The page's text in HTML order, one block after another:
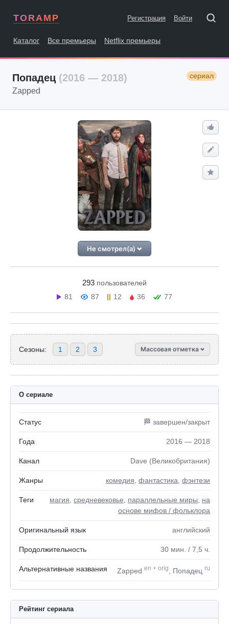
TORAMP Регистрация Войти
Каталог Все премьеры Netflix премьеры
Попадец (2016 — 2018) сериал
Zapped
Не смотрел(а)
293 пользователей
81
87 12 36 77
Сезоны: 1 2 3 Массовая отметка
О сериале
Статус 🏁 завершен/закрыт
Года 2016 — 2018
Канал Dave (Великобритания)
Жанры комедия фантастика фэнтези
Теги магия средневековье параллельные миры
на
основе мифов / фольклора
Оригинальный язык английский
Продолжительность 30 мин. / 7,5 ч.
Альтернативные названия Zapped en + orig , Попадец ru
Рейтинг сериала